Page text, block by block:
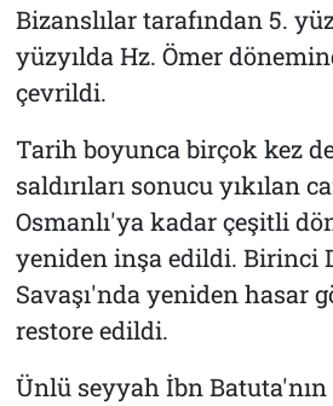
Bizanslılar tarafından 5.
yüzyılda Hz. Ömer
çevrildi.
Tarih boyunca birçok kez
saldırıları sonucu yıkılan
Osmanlı'ya kadar çeşitli
yeniden inşa edildi. Birinci
Savaşı'nda yeniden hasar
restore edildi.
Ünlü seyyah İbn